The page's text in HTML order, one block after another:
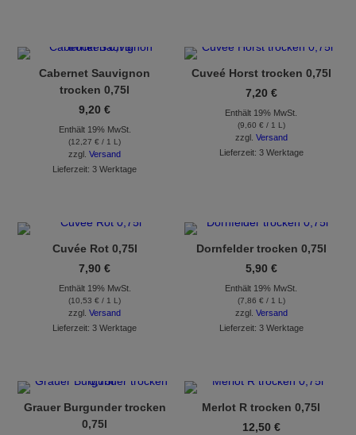
Cabernet Sauvignon
trocken 0,75l
9,20€
Enthält 19% MwSt.
(12,27€ / 1 L)
zzgl.Versand
Lieferzeit: 3 Werktage
Cuveé Horst trocken 0,75l
7,20 €
Enthält 19% MwSt.
(9,60 € / 1 L)
zzgl. Versand
Lieferzeit: 3 Werktage
Cuvée Rot 0,75l
7,90€
Enthält 19% MwSt.
(10,53€ / 1 L)
zzgl.Versand
Lieferzeit: 3 Werktage
Dornfelder trocken 0,75l
5,90 €
Enthält 19% MwSt.
(7,86 € / 1 L)
zzgl. Versand
Lieferzeit: 3 Werktage
Grauer Burgunder trocken
0,75l
Merlot R trocken 0,75l
12,50 €